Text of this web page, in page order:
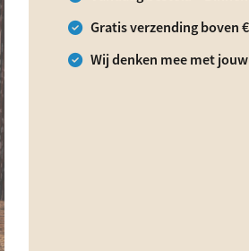
Gratis verzending boven
Wij denken mee met